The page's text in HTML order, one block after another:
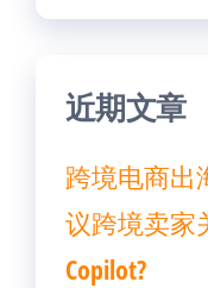
近期文章
跨境电商出
议跨境卖家
Copilot?